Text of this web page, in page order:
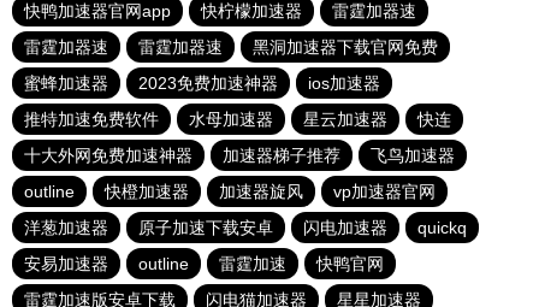
快鸭加速器官网app
快柠檬加速器
雷霆加器速
雷霆加器速
雷霆加器速
黑洞加速器下载官网免费
蜜蜂加速器
2023免费加速神器
ios加速器
推特加速免费软件
水母加速器 星云加速器
快连
十大外网免费加速神器
加速器梯子推荐
飞鸟加速器
outline
快橙加速器 加速器旋风
vp加速器官网
洋葱加速器
原子加速下载安卓 闪电加速器
quickq
安易加速器
outline 雷霆加速
快鸭官网
雷霆加速版安卓下载
闪电猫加速器 星星加速器